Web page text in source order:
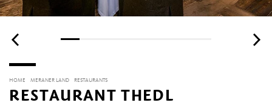
HOME MERANER LAND RESTAURANTS
RESTAURANT THEDL